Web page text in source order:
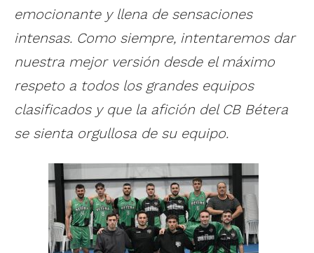
emocionante y llena de sensaciones
intensas. Como siempre, intentaremos dar
nuestra mejor versión desde el máximo
respeto a todos los grandes equipos
clasificados y que la afición del CB Bétera
se sienta orgullosa de su equipo.